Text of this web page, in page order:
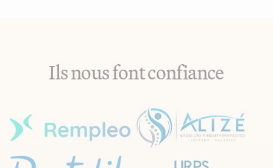
Ils nous font confiance